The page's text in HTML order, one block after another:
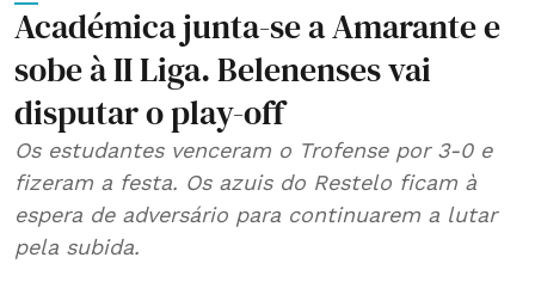
Académica junta-se a Amarante e
sobe à II Liga. Belenenses vai
disputar o play-off
Os estudantes venceram o Trofense por 3-0 e
fizeram a festa. Os azuis do Restelo ficam à
espera de adversário para continuarem a lutar
pela subida.